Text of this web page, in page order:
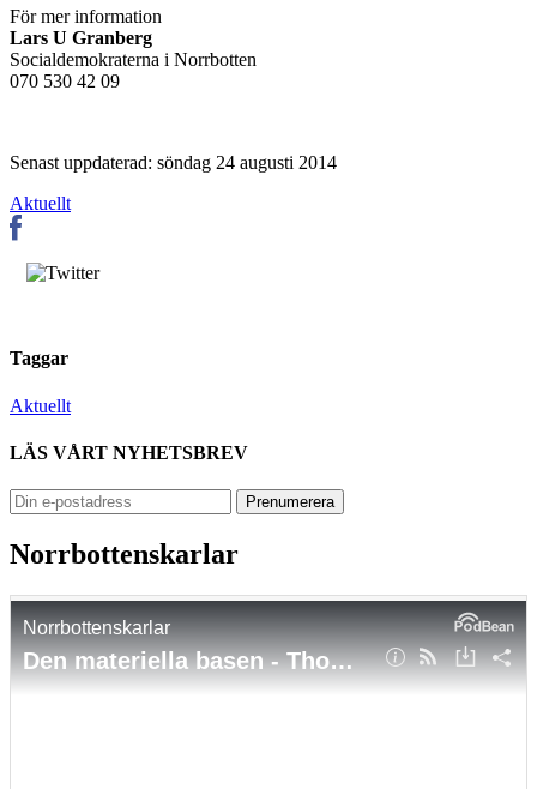
För mer information
Lars U Granberg
Socialdemokraterna i Norrbotten
070 530 42 09
Senast uppdaterad: söndag 24 augusti 2014
Aktuellt
Taggar
Aktuellt
LÄS VÅRT NYHETSBREV
Norrbottenskarlar